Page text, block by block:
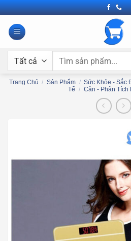
Bỏ
qua
nội
Tìm
Trang Chủ / Sản Phẩm / Sức Khỏe - Sắc
Tế / Cân - Phân